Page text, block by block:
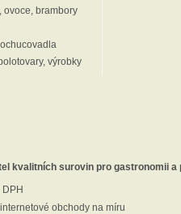
ovoce, brambory
výrobky
kvalitních surovin pro gastronomii
obchody na míru